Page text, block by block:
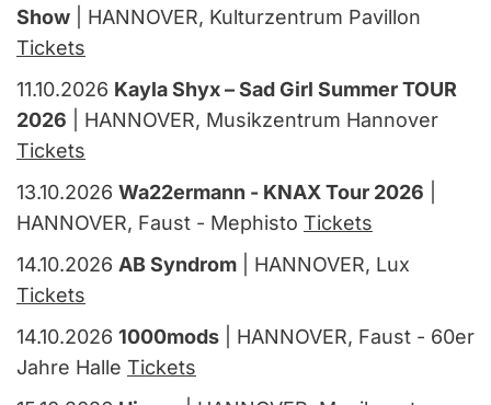
Show | HANNOVER, Kulturzentrum Pavillon
Tickets
11.10.2026 Kayla Shyx – Sad Girl Summer TOUR
2026 | HANNOVER, Musikzentrum Hannover
Tickets
13.10.2026 Wa22ermann - KNAX Tour 2026
HANNOVER, Faust - Mephisto Tickets
14.10.2026 AB Syndrom | HANNOVER, Lux
Tickets
14.10.2026 1000mods | HANNOVER, Faust - 60er
Jahre Halle Tickets